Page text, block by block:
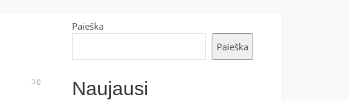
0
Paieška
Paieška
Naujausi